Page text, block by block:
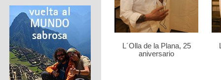
L´Olla de la Plana, 25
aniversario